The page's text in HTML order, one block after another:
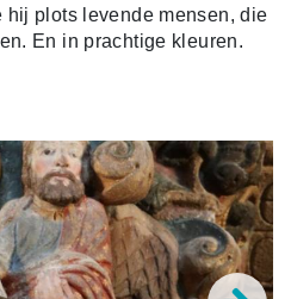
plots levende mensen, die
En in prachtige kleuren.